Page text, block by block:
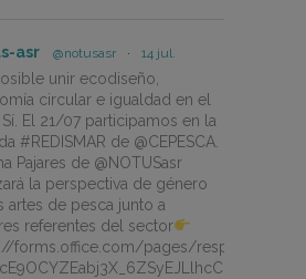
asr @notusasr · 14 jul.
unir ecodiseño,
circular e igualdad en el
Sí. El 21/07 participamos en la
#REDISMAR de @CEPESCA.
Pajares de @NOTUSasr
la perspectiva de género
artes de pesca junto a
referentes del sector
forms.office.com/pages/